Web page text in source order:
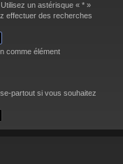
un astérisque « * »
effectuer des recherches
comme élément
partout si vous souhaitez